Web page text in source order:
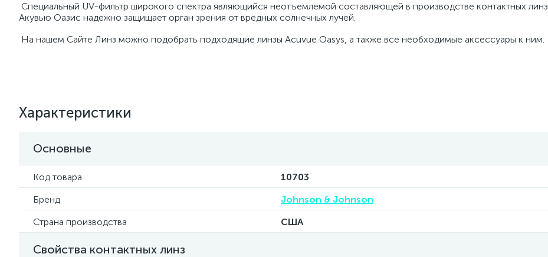
Специальный UV-фильтр широкого спектра являющийся неотъемлемой составляющей в производстве контактных линз
Акувью Оазис надежно защищает орган зрения от вредных солнечных лучей.
На нашем Сайте Линз можно подобрать подходящие линзы Acuvue Oasys, а также все необходимые аксессуары к ним.
Характеристики
Основные
Код товара
10703
Бренд
Johnson & Johnson
Страна производства
США
Свойства контактных линз